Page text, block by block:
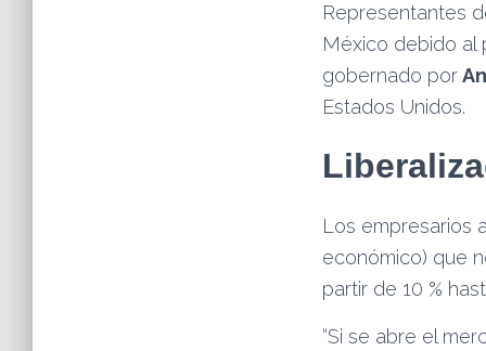
Representantes
México debido al
gobernado por
Estados Unidos.
Los empresarios
económico) que
partir de 10 %
“Si se abre el